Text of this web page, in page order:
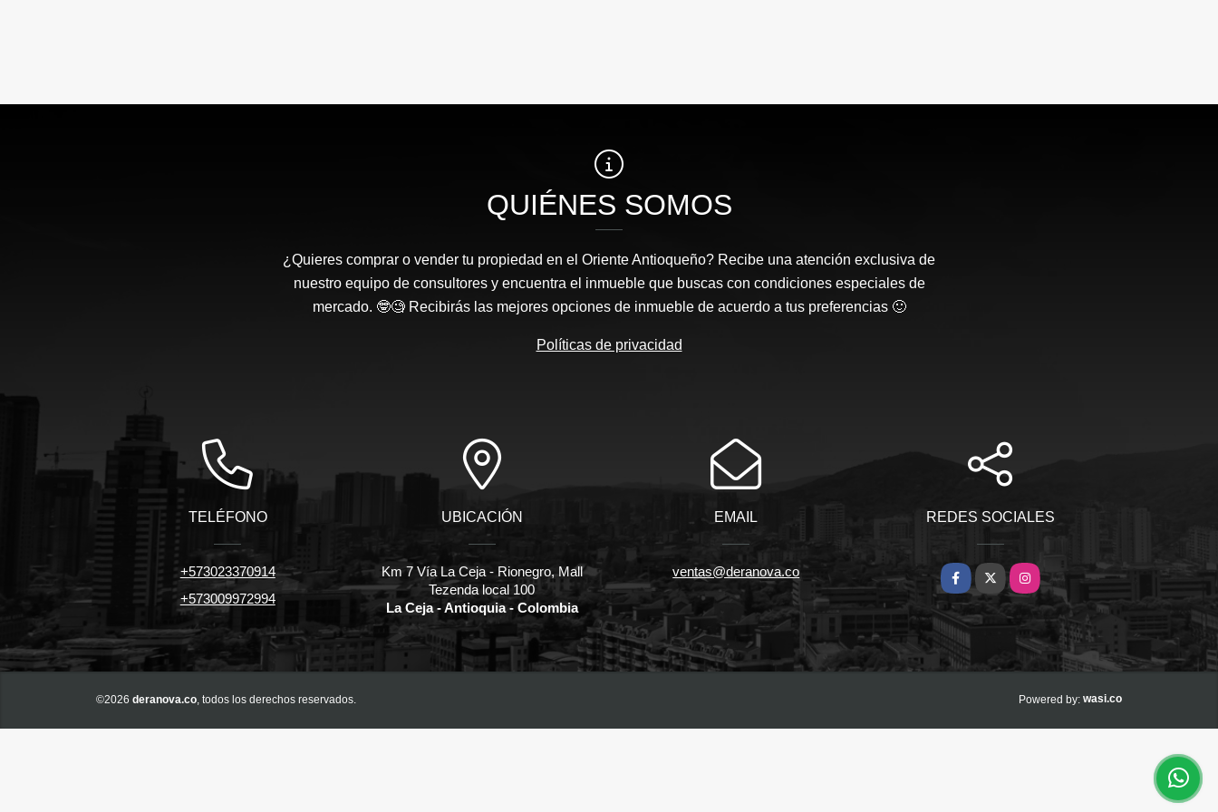
QUIÉNES SOMOS
¿Quieres comprar o vender tu propiedad en el Oriente Antioqueño? Recibe una atención exclusiva de
nuestro equipo de consultores y encuentra el inmueble que buscas con condiciones especiales de
mercado. 🤓🧐 Recibirás las mejores opciones de inmueble de acuerdo a tus preferencias 🙂
Políticas de privacidad
TELÉFONO
+573023370914
+573009972994
UBICACIÓN
Km 7 Vía La Ceja - Rionegro, Mall
Tezenda local 100
La Ceja - Antioquia - Colombia
EMAIL
ventas@deranova.co
REDES SOCIALES
Facebook
X Instagram
©2026 deranova.co , todos los derechos reservados. Powered by: wasi.co